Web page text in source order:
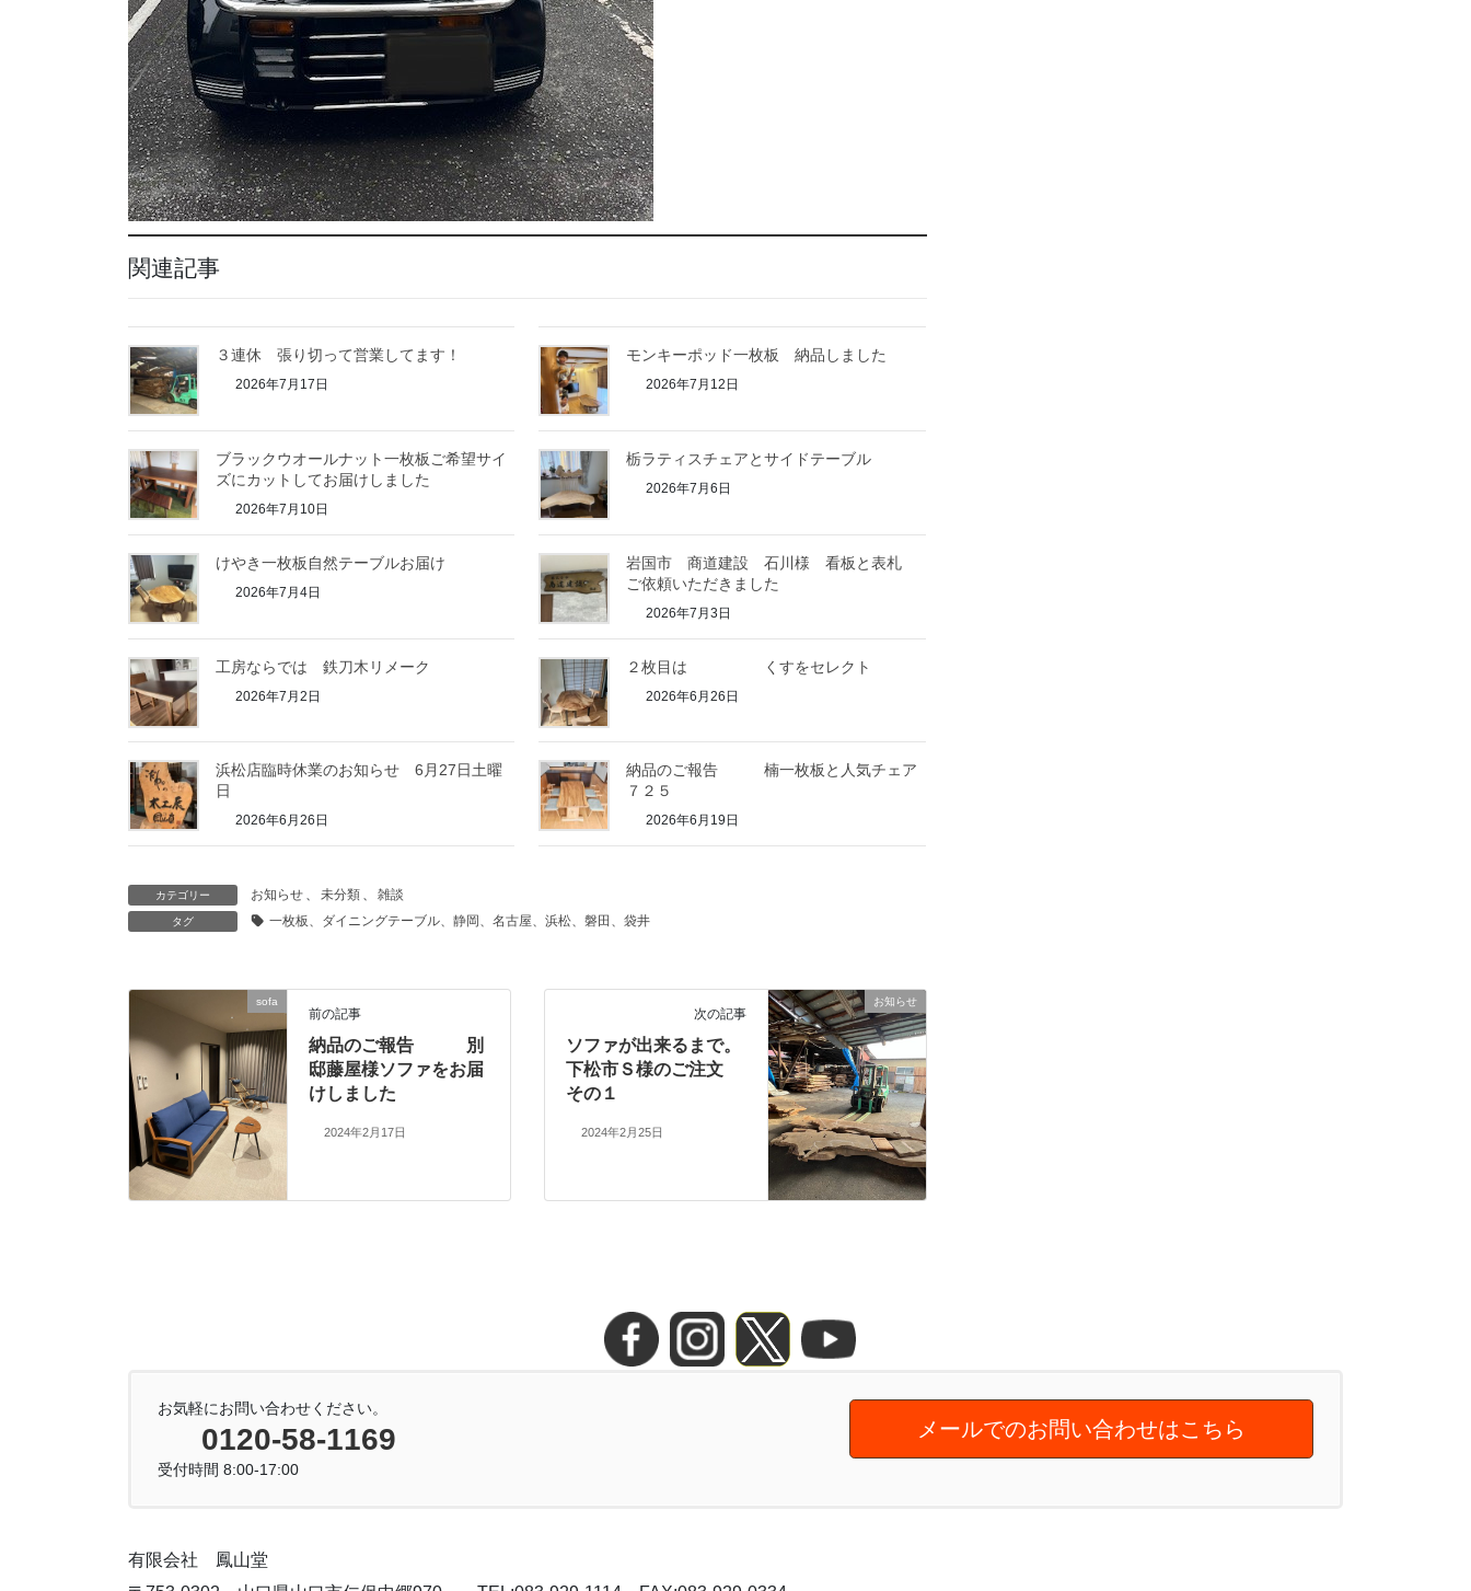
関連記事
３連休 張り切って営業してます！
2026年7月17日
モンキーポッド一枚板 納品しました
2026年7月12日
ブラックウオールナット一枚板ご希望サイ
ズにカットしてお届けしました
2026年7月10日
栃ラティスチェアとサイドテーブル
2026年7月6日
けやき一枚板自然テーブルお届け
2026年7月4日
岩国市 商道建設 石川様 看板と表札
ご依頼いただきました
2026年7月3日
工房ならでは 鉄刀木リメーク
2026年7月2日
２枚目は くすをセレクト
2026年6月26日
浜松店臨時休業のお知らせ 6月27日土曜
日
2026年6月26日
納品のご報告 楠一枚板と人気チェア
７２５
2026年6月19日
カテゴリー お知らせ 、 未分類 、 雑談
タグ 一枚板、ダイニングテーブル、静岡、名古屋、浜松、磐田、袋井
sofa
前の記事
納品のご報告 別
邸藤屋様ソファをお届
けしました
2024年2月17日
お知らせ
次の記事
ソファが出来るまで。
下松市Ｓ様のご注文
その１
2024年2月25日
お気軽にお問い合わせください。
0120-58-1169
受付時間 8:00-17:00
メールでのお問い合わせはこちら
有限会社 鳳山堂